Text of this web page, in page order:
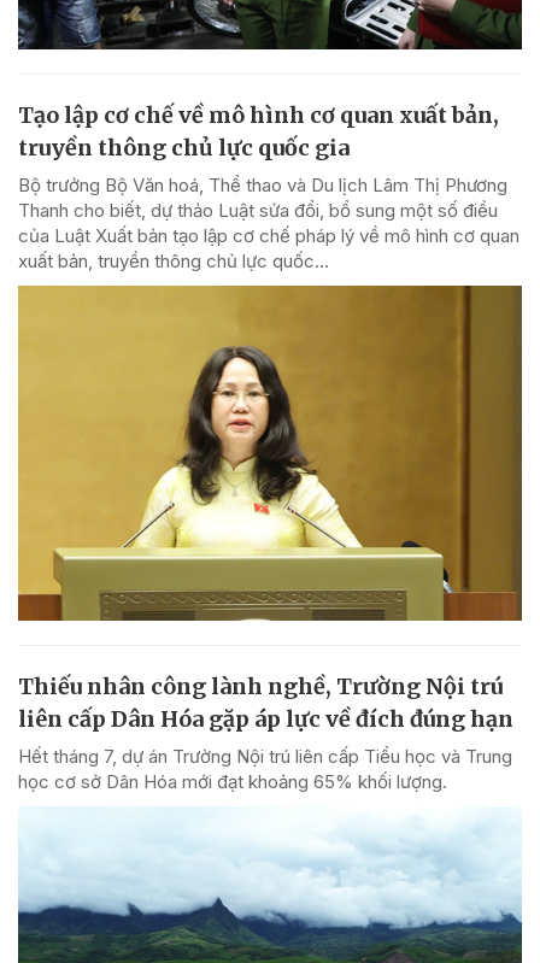
Tạo lập cơ chế về mô hình cơ quan xuất bản,
truyền thông chủ lực quốc gia
Bộ trưởng Bộ Văn hoá, Thể thao và Du lịch Lâm Thị Phương
Thanh cho biết, dự thảo Luật sửa đổi, bổ sung một số điều
của Luật Xuất bản tạo lập cơ chế pháp lý về mô hình cơ quan
xuất bản, truyền thông chủ lực quốc...
Thiếu nhân công lành nghề, Trường Nội trú
liên cấp Dân Hóa gặp áp lực về đích đúng hạn
Hết tháng 7, dự án Trường Nội trú liên cấp Tiểu học và Trung
học cơ sở Dân Hóa mới đạt khoảng 65% khối lượng.